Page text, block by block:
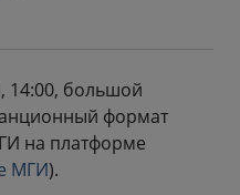
14:00, большой
формат
на платформе
МГИ).